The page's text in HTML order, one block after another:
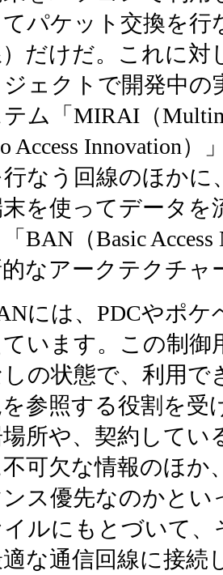
パケット交換を行
）だけだ。これに対
ェクトで開発中
テム「MIRAI（
Access Innovation
行なう回線のほか
を使ってデータを
BAN（Basic
なアークテクチャ
には、PDCやポ
います。この制御
の状態で、利用で
参照する役割を受
所や、契約してい
可欠な情報のほか
ス優先なのかと
イルにもとづいて
な通信回線に接続